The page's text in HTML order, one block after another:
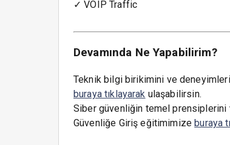
✓VOIP Traffic
Devamında Ne Yapabilirim?
Teknik bilgi birikimini ve
buraya tıklayarak ulaşabilirsin.
Siber güvenliğin temel prensiplerini
Güvenliğe Giriş eğitimimizeburaya